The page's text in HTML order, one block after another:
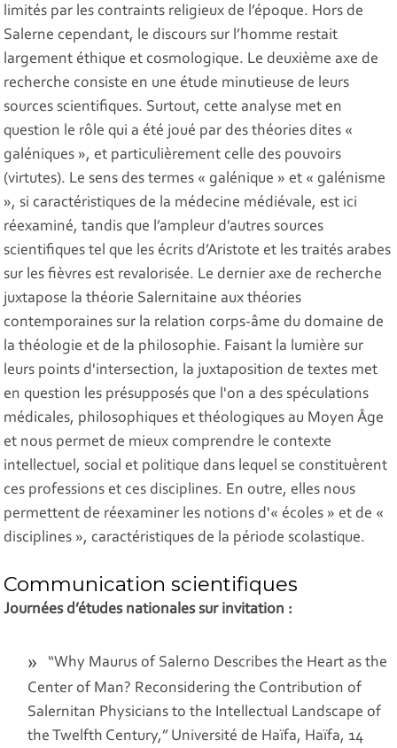
limités par les contraints religieux de l’époque. Hors de
Salerne cependant, le discours sur l’homme restait
largement éthique et cosmologique. Le deuxième axe de
recherche consiste en une étude minutieuse de leurs
sources scientifiques. Surtout, cette analyse met en
question le rôle qui a été joué par des théories dites «
galéniques », et particulièrement celle des pouvoirs
(virtutes). Le sens des termes « galénique » et « galénisme
», si caractéristiques de la médecine médiévale, est ici
réexaminé, tandis que l’ampleur d’autres sources
scientifiques tel que les écrits d’Aristote et les traités arabes
sur les fièvres est revalorisée. Le dernier axe de recherche
juxtapose la théorie Salernitaine aux théories
contemporaines sur la relation corps-âme du domaine de
la théologie et de la philosophie. Faisant la lumière sur
leurs points d'intersection, la juxtaposition de textes met
en question les présupposés que l'on a des spéculations
médicales, philosophiques et théologiques au Moyen Âge
et nous permet de mieux comprendre le contexte
intellectuel, social et politique dans lequel se constituèrent
ces professions et ces disciplines. En outre, elles nous
permettent de réexaminer les notions d'« écoles » et de «
disciplines », caractéristiques de la période scolastique.
Communication scientifiques
Journées d’études nationales sur invitation :
“Why Maurus of Salerno Describes the Heart as the
Center of Man? Reconsidering the Contribution of
Salernitan Physicians to the Intellectual Landscape of
the Twelfth Century,” Université de Haïfa, Haïfa, 14